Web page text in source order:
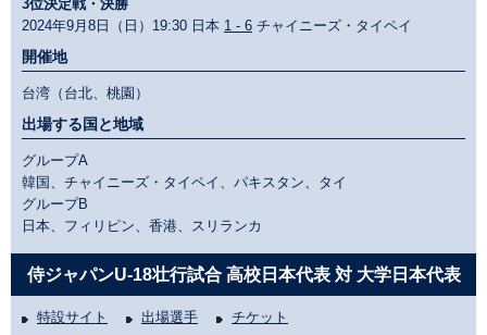
3位決定戦・決勝
2024年9月8日（日）19:30 日本 1 - 6 チャイニーズ・タイペイ
開催地
台湾（台北、桃園）
出場する国と地域
グループA
韓国、チャイニーズ・タイペイ、パキスタン、タイ
グループB
日本、フィリピン、香港、スリランカ
侍ジャパンU-18壮行試合 高校日本代表 対 大学日本代表
特設サイト 出場選手 チケット